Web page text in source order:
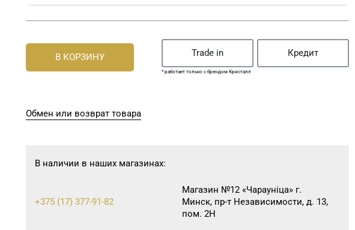
В КОРЗИНУ Trade in Кредит
* работает только с брендом Кристалл
Обмен или возврат товара
В наличии в наших магазинах:
+375 (17) 377-91-82
Магазин №12 «Чараунiца» г.
Минск, пр-т Независимости, д. 13,
пом. 2Н